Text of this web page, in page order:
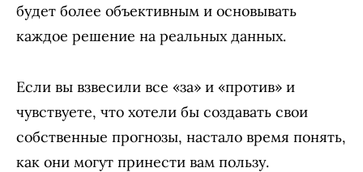
будет более объективным и основывать
каждое решение на реальных данных.
Если вы взвесили все «за» и «против» и
чувствуете, что хотели бы создавать свои
собственные прогнозы, настало время понять,
как они могут принести вам пользу.